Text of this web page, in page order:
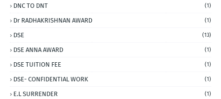
DNC TO DNT (1)
Dr RADHAKRISHNAN AWARD (1)
DSE (13)
DSE ANNA AWARD (1)
DSE TUITION FEE (1)
DSE- CONFIDENTIAL WORK (1)
E.L SURRENDER (1)